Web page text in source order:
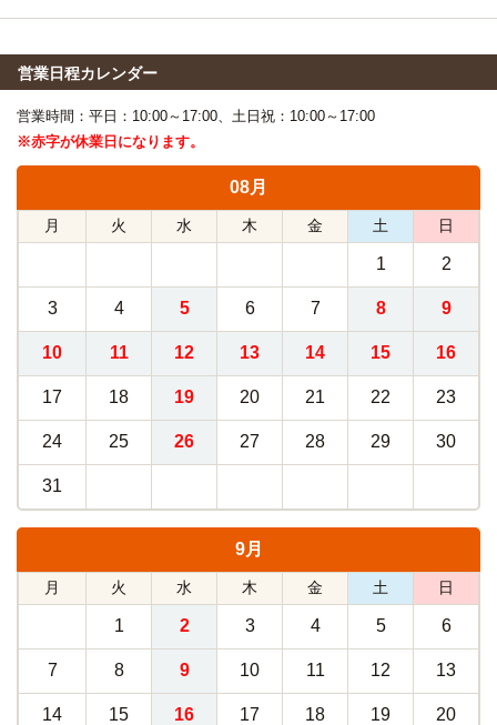
営業日程カレンダー
営業時間：平日：10:00～17:00、土日祝：10:00～17:00
※赤字が休業日になります。
08月
月 火 水 木 金 土 日
1 2
3 4 5 6 7 8 9
10 11 12 13 14 15 16
17 18 19 20 21 22 23
24 25 26 27 28 29 30
31
9月
月 火 水 木 金 土 日
1 2 3 4 5 6
7 8 9 10 11 12 13
14 15 16 17 18 19 20